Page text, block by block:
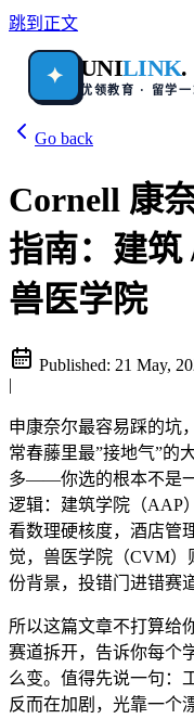
跳到正文
✦ UNILINK.
优领教育 · 留学
Go back
Cornell 康
指南：建筑
兽医学院
Published: 21 May,
|
申康奈尔最容易踩的坑
常春藤里最”接地气”的
多——你选的根本不是
逻辑：建筑学院（AAP
看数理硬核度，酒店管
觉，兽医学院（CVM
份背景，投错门进错赛
所以这篇文章不打算给
赛道拆开，告诉你每个
么变。值得先说一句：
反而在加剧，光靠一个